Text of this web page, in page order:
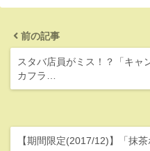
前の記事
スタバ店員がミス！？「キャ
カフラ…
【期間限定(2017/12)】「抹